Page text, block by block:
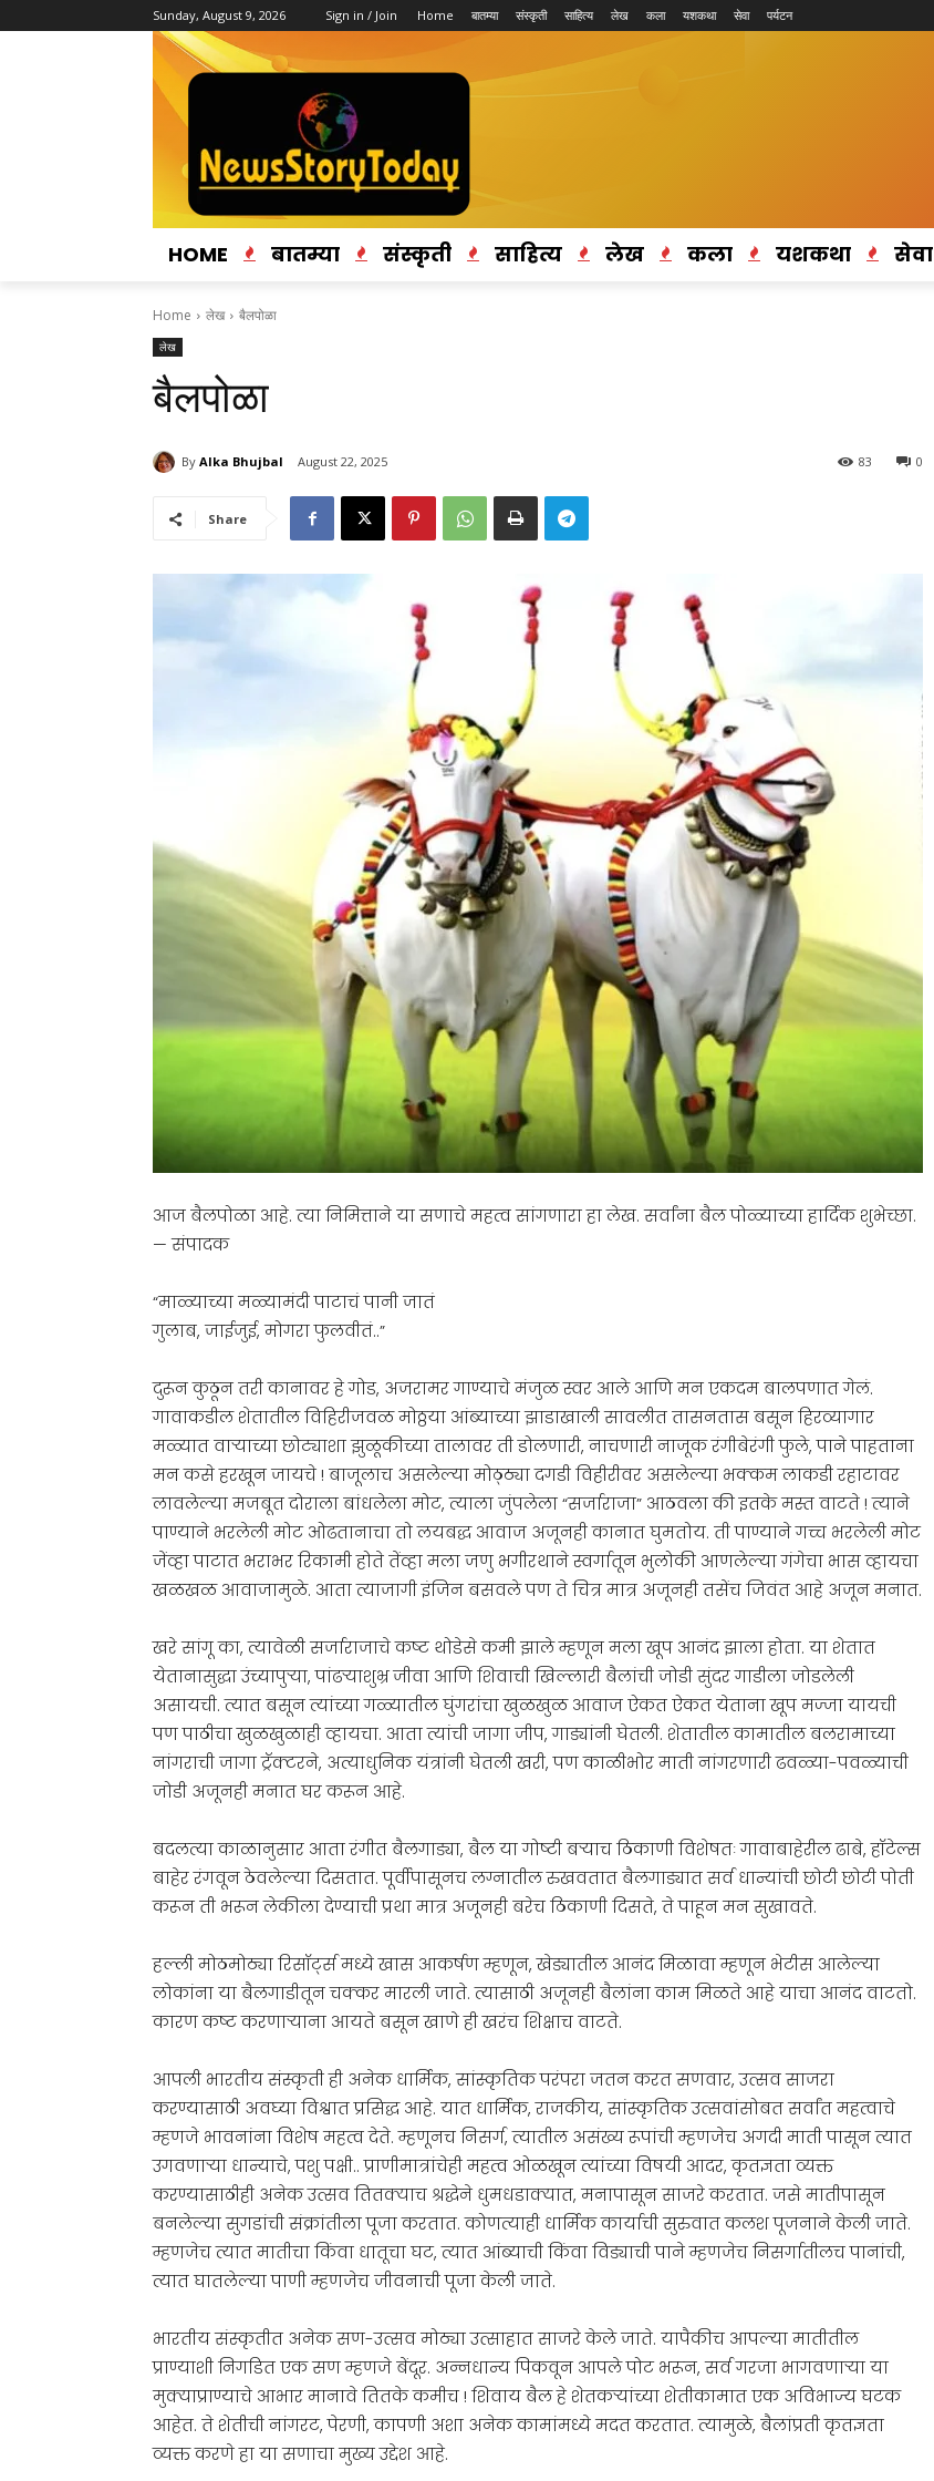
Sunday, August 9, 2026 Sign in / Join Home बातम्या संस्कृती साहित्य लेख कला यशकथा सेवा पर्यटन
HOME बातम्या संस्कृती साहित्य लेख कला यशकथा सेवा
Home लेख बैलपोळा
लेख
बैलपोळा
By Alka Bhujbal August 22, 2025 0
83
Share
आज बैलपोळा आहे. त्या निमित्ताने या सणाचे महत्व सांगणारा हा लेख. सर्वांना बैल पोळ्याच्या हार्दिक शुभेच्छा.
— संपादक
“माळ्याच्या मळ्यामंदी पाटाचं पानी जातं
गुलाब, जाईजुई, मोगरा फुलवीतं..”
दुरून कुठून तरी कानावर हे गोड, अजरामर गाण्याचे मंजुळ स्वर आले आणि मन एकदम बालपणात गेलं.
गावाकडील शेतातील विहिरीजवळ मोठ्ठया आंब्याच्या झाडाखाली सावलीत तासनतास बसून हिरव्यागार
मळ्यात वाऱ्याच्या छोट्याशा झुळूकीच्या तालावर ती डोलणारी, नाचणारी नाजूक रंगीबेरंगी फुले, पाने पाहताना
मन कसे हरखून जायचे ! बाजूलाच असलेल्या मोठ्ठ्या दगडी विहीरीवर असलेल्या भक्कम लाकडी रहाटावर
लावलेल्या मजबूत दोराला बांधलेला मोट, त्याला जुंपलेला “सर्जाराजा” आठवला की इतके मस्त वाटते ! त्याने
पाण्याने भरलेली मोट ओढतानाचा तो लयबद्ध आवाज अजूनही कानात घुमतोय. ती पाण्याने गच्च भरलेली मोट
जेंव्हा पाटात भराभर रिकामी होते तेंव्हा मला जणु भगीरथाने स्वर्गातून भुलोकी आणलेल्या गंगेचा भास व्हायचा
खळखळ आवाजामुळे. आता त्याजागी इंजिन बसवले पण ते चित्र मात्र अजूनही तसेंच जिवंत आहे अजून मनात.
खरे सांगू का, त्यावेळी सर्जाराजाचे कष्ट थोडेसे कमी झाले म्हणून मला खूप आनंद झाला होता. या शेतात
येतानासुद्धा उंच्यापुऱ्या, पांढऱ्याशुभ्र जीवा आणि शिवाची खिल्लारी बैलांची जोडी सुंदर गाडीला जोडलेली
असायची. त्यात बसून त्यांच्या गळ्यातील घुंगरांचा खुळखुळ आवाज ऐकत ऐकत येताना खूप मज्जा यायची
पण पाठीचा खुळखुळाही व्हायचा. आता त्यांची जागा जीप, गाड्यांनी घेतली. शेतातील कामातील बलरामाच्या
नांगराची जागा ट्रॅक्टरने, अत्याधुनिक यंत्रांनी घेतली खरी, पण काळीभोर माती नांगरणारी ढवळ्या-पवळ्याची
जोडी अजूनही मनात घर करून आहे.
बदलत्या काळानुसार आता रंगीत बैलगाड्या, बैल या गोष्टी बऱ्याच ठिकाणी विशेषतः गावाबाहेरील ढाबे, हॉटेल्स
बाहेर रंगवून ठेवलेल्या दिसतात. पूर्वीपासूनच लग्नातील रुखवतात बैलगाड्यात सर्व धान्यांची छोटी छोटी पोती
करून ती भरून लेकीला देण्याची प्रथा मात्र अजूनही बरेच ठिकाणी दिसते, ते पाहून मन सुखावते.
हल्ली मोठमोठ्या रिसॉर्ट्स मध्ये खास आकर्षण म्हणून, खेड्यातील आनंद मिळावा म्हणून भेटीस आलेल्या
लोकांना या बैलगाडीतून चक्कर मारली जाते. त्यासाठी अजूनही बैलांना काम मिळते आहे याचा आनंद वाटतो.
कारण कष्ट करणाऱ्याना आयते बसून खाणे ही खरंच शिक्षाच वाटते.
आपली भारतीय संस्कृती ही अनेक धार्मिक, सांस्कृतिक परंपरा जतन करत सणवार, उत्सव साजरा
करण्यासाठी अवघ्या विश्वात प्रसिद्ध आहे. यात धार्मिक, राजकीय, सांस्कृतिक उत्सवांसोबत सर्वांत महत्वाचे
म्हणजे भावनांना विशेष महत्व देते. म्हणूनच निसर्ग, त्यातील असंख्य रूपांची म्हणजेच अगदी माती पासून त्यात
उगवणाऱ्या धान्याचे, पशु पक्षी.. प्राणीमात्रांचेही महत्व ओळखून त्यांच्या विषयी आदर, कृतज्ञता व्यक्त
करण्यासाठीही अनेक उत्सव तितक्याच श्रद्धेने धुमधडाक्यात, मनापासून साजरे करतात. जसे मातीपासून
बनलेल्या सुगडांची संक्रांतीला पूजा करतात. कोणत्याही धार्मिक कार्याची सुरुवात कलश पूजनाने केली जाते.
म्हणजेच त्यात मातीचा किंवा धातूचा घट, त्यात आंब्याची किंवा विड्याची पाने म्हणजेच निसर्गातीलच पानांची,
त्यात घातलेल्या पाणी म्हणजेच जीवनाची पूजा केली जाते.
भारतीय संस्कृतीत अनेक सण-उत्सव मोठ्या उत्साहात साजरे केले जाते. यापैकीच आपल्या मातीतील
प्राण्याशी निगडित एक सण म्हणजे बेंदूर. अन्नधान्य पिकवून आपले पोट भरून, सर्व गरजा भागवणाऱ्या या
मुक्याप्राण्याचे आभार मानावे तितके कमीच ! शिवाय बैल हे शेतकऱ्यांच्या शेतीकामात एक अविभाज्य घटक
आहेत. ते शेतीची नांगरट, पेरणी, कापणी अशा अनेक कामांमध्ये मदत करतात. त्यामुळे, बैलांप्रती कृतज्ञता
व्यक्त करणे हा या सणाचा मुख्य उद्देश आहे.